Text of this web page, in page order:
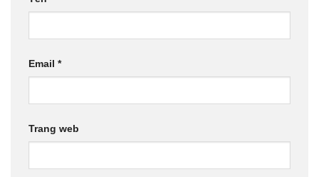
Email *
Trang web